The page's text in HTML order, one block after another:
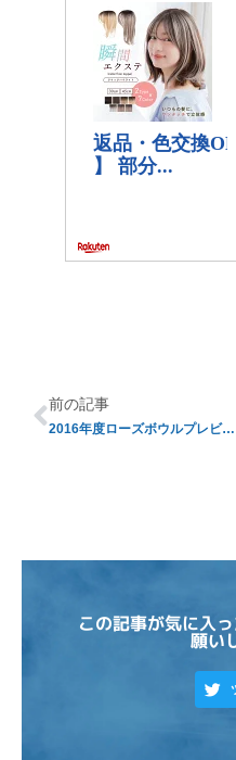
前の記事
2016年度ローズボウルプレビュー
この記事が気に入
願い